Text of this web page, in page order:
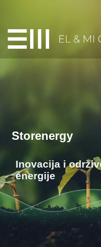
Storenergy
Inovacija i
energije